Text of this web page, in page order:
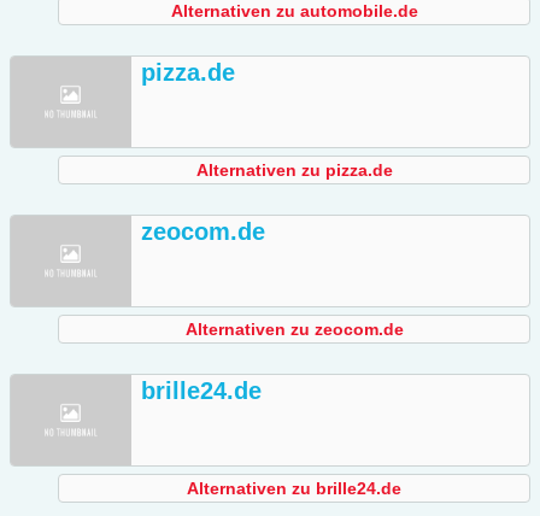
Alternativen zu automobile.de
pizza.de
Alternativen zu pizza.de
zeocom.de
Alternativen zu zeocom.de
brille24.de
Alternativen zu brille24.de